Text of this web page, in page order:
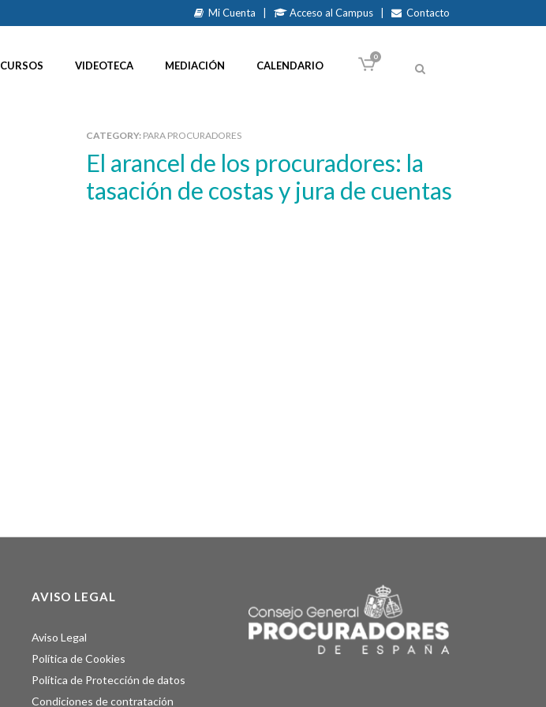
Mi Cuenta Acceso al Campus Contacto
0
CURSOS VIDEOTECA MEDIACIÓN CALENDARIO
CATEGORY: PARA PROCURADORES
El arancel de los procuradores: la
tasación de costas y jura de cuentas
AVISO LEGAL
Aviso Legal
Política de Cookies
Política de Protección de datos
Condiciones de contratación